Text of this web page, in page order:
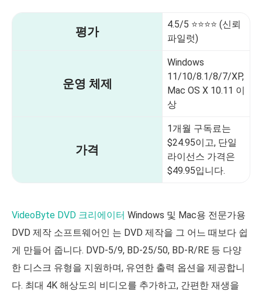
평가
4.5/5 ⭐⭐⭐⭐ (신뢰
파일럿)
운영 체제
Windows
11/10/8.1/8/7/XP,
Mac OS X 10.11 이
상
가격
1개월 구독료는
$24.95이고, 단일
라이선스 가격은
$49.95입니다.
VideoByte DVD 크리에이터 Windows 및 Mac용 전문가용
DVD 제작 소프트웨어인 는 DVD 제작을 그 어느 때보다 쉽
게 만들어 줍니다. DVD-5/9, BD-25/50, BD-R/RE 등 다양
한 디스크 유형을 지원하며, 유연한 출력 옵션을 제공합니
다. 최대 4K 해상도의 비디오를 추가하고, 간편한 재생을